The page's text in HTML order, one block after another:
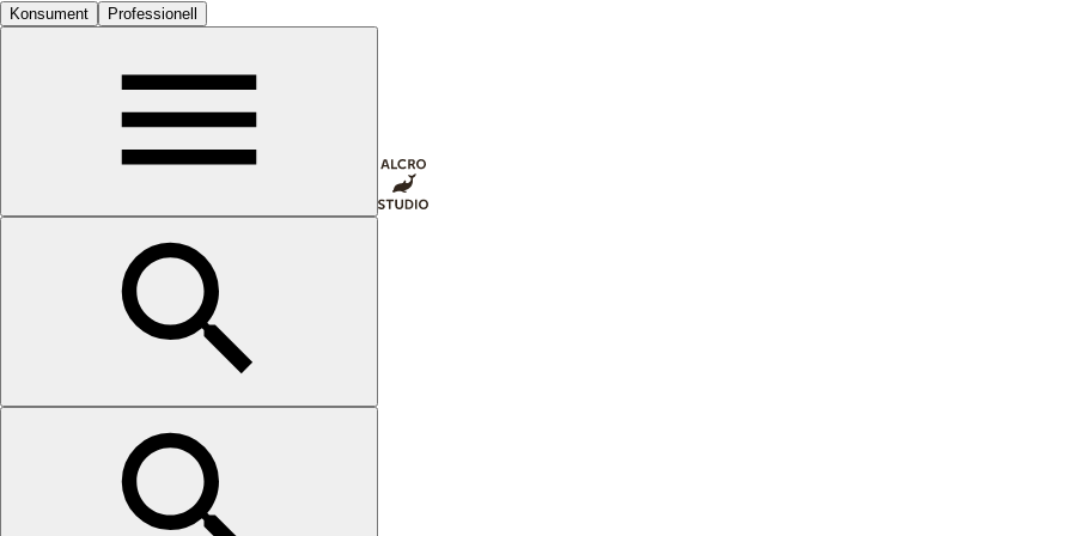
Konsument Professionell